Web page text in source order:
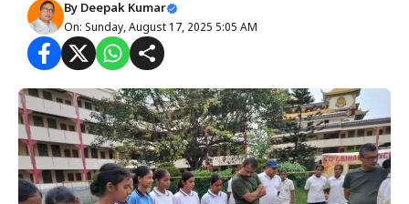
By Deepak Kumar
On: Sunday, August 17, 2025 5:05 AM